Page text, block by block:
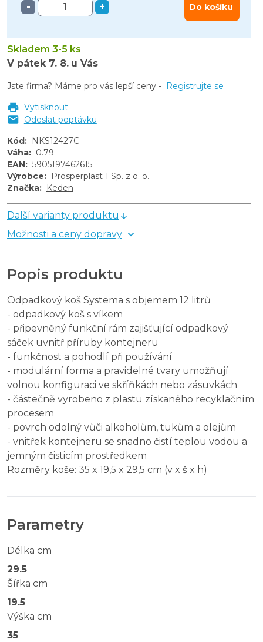
- + Do košíku
Skladem 3-5 ks
V pátek 7. 8. u Vás
Jste firma? Máme pro vás lepší ceny - Registrujte se
Vytisknout
Odeslat poptávku
Kód :
NKS12427C
Váha: 0.79
EAN: 5905197462615
Výrobce:
Prosperplast 1 Sp. z o. o.
Značka: Keden
Další varianty produktu
Možnosti a ceny dopravy
Popis produktu
Odpadkový koš Systema s objemem 12 litrů
- odpadkový koš s víkem
- připevněný funkční rám zajišťující odpadkový
sáček uvnitř příruby kontejneru
- funkčnost a pohodlí při používání
- modulární forma a pravidelné tvary umožňují
volnou konfiguraci ve skříňkách nebo zásuvkách
- částečně vyrobeno z plastu získaného recyklačním
procesem
- povrch odolný vůči alkoholům, tukům a olejům
- vnitřek kontejneru se snadno čistí teplou vodou a
jemným čisticím prostředkem
Rozměry koše: 35 x 19,5 x 29,5 cm (v x š x h)
Parametry
Délka cm
29.5
Šířka cm
19.5
Výška cm
35